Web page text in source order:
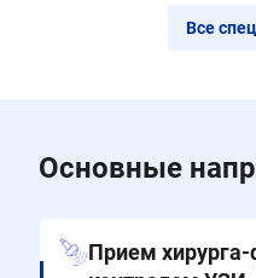
Все
Основные
Прием